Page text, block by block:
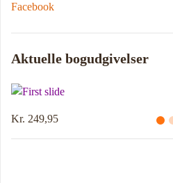
Facebook
Aktuelle bogudgivelser
Kr. 249,95